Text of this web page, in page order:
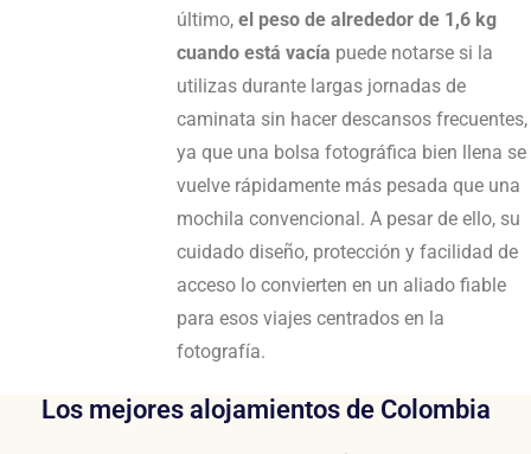
último,el peso de alrededor de 1,6 kg
cuando está vacía puede notarse si la
utilizas durante largas jornadas de
caminata sin hacer descansos frecuentes,
ya que una bolsa fotográfica bien llena se
vuelve rápidamente más pesada que una
mochila convencional. A pesar de ello, su
cuidado diseño, protección y facilidad de
acceso lo convierten en un aliado fiable
para esos viajes centrados en la
fotografía.
Los mejores alojamientos de Colombia